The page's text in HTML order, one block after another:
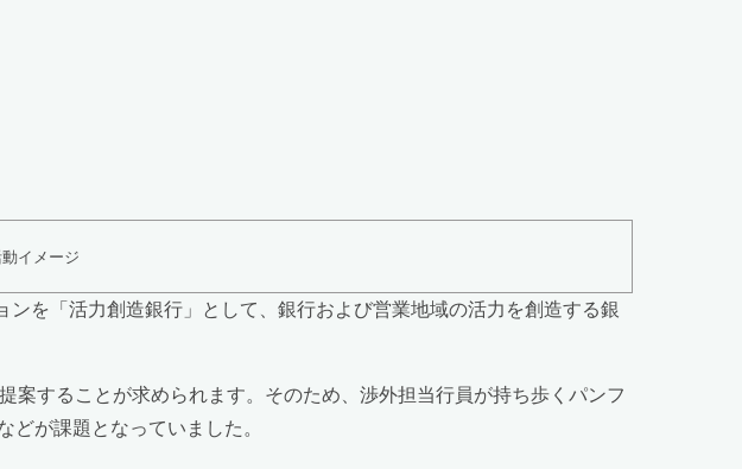
イメージ
を「活力創造銀行」として、銀行および営業地域の活力を創造する銀
することが求められます。そのため、渉外担当行員が持ち歩くパンフ
が課題となっていました。